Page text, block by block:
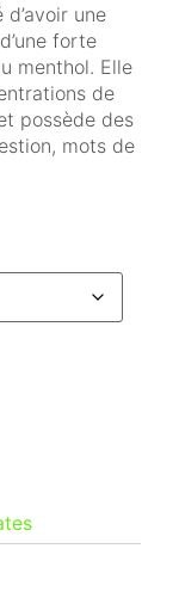
une
forte
menthol. Elle
de
possède des
mots de